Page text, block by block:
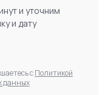
и уточним
и дату
сПолитикой
данных